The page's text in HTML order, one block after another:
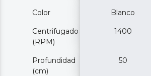
Color Blanco
Centrifugado
(RPM)
1400
Profundidad
(cm)
50